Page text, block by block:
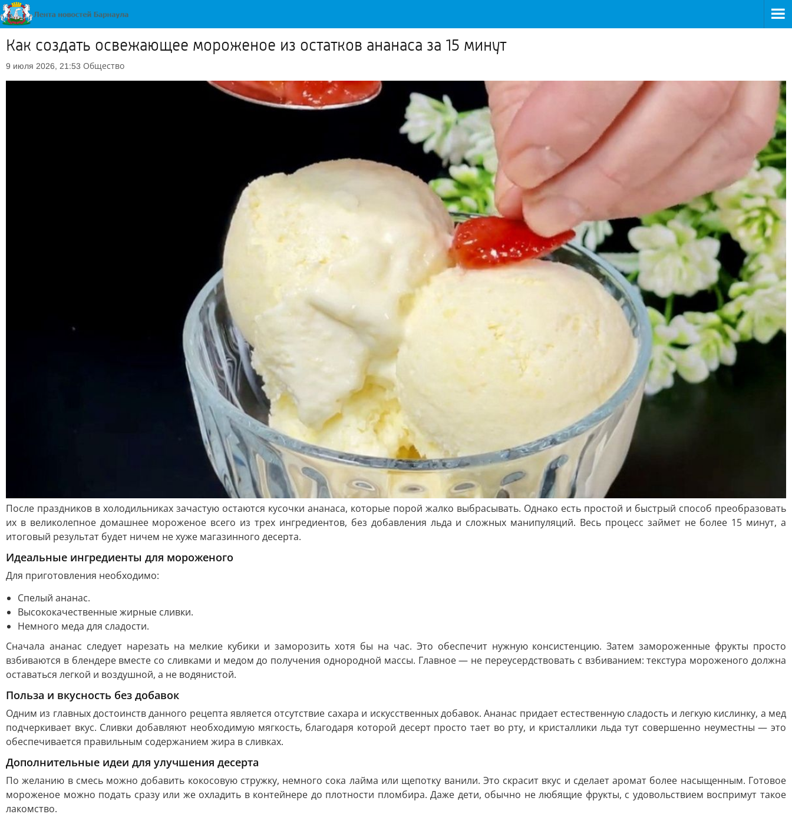
Как создать освежающее мороженое из остатков ананаса за 15 минут
9 июля 2026, 21:53 Общество
После праздников в холодильниках зачастую остаются кусочки ананаса, которые порой жалко выбрасывать. Однако есть простой и быстрый способ преобразовать
их в великолепное домашнее мороженое всего из трех ингредиентов, без добавления льда и сложных манипуляций. Весь процесс займет не более 15 минут, а
итоговый результат будет ничем не хуже магазинного десерта.
Идеальные ингредиенты для мороженого
Для приготовления необходимо:
Спелый ананас.
Высококачественные жирные сливки.
Немного меда для сладости.
Сначала ананас следует нарезать на мелкие кубики и заморозить хотя бы на час. Это обеспечит нужную консистенцию. Затем замороженные фрукты просто
взбиваются в блендере вместе со сливками и медом до получения однородной массы. Главное — не переусердствовать с взбиванием: текстура мороженого должна
оставаться легкой и воздушной, а не водянистой.
Польза и вкусность без добавок
Одним из главных достоинств данного рецепта является отсутствие сахара и искусственных добавок. Ананас придает естественную сладость и легкую кислинку, а мед
подчеркивает вкус. Сливки добавляют необходимую мягкость, благодаря которой десерт просто тает во рту, и кристаллики льда тут совершенно неуместны — это
обеспечивается правильным содержанием жира в сливках.
Дополнительные идеи для улучшения десерта
По желанию в смесь можно добавить кокосовую стружку, немного сока лайма или щепотку ванили. Это скрасит вкус и сделает аромат более насыщенным. Готовое
мороженое можно подать сразу или же охладить в контейнере до плотности пломбира. Даже дети, обычно не любящие фрукты, с удовольствием воспримут такое
лакомство.